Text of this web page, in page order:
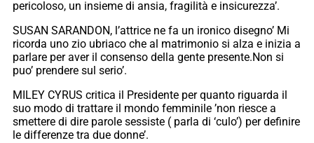
pericoloso, un insieme di ansia, fragilità e insicurezza’.
SUSAN SARANDON, l’attrice ne fa un ironico disegno’ Mi
ricorda uno zio ubriaco che al matrimonio si alza e inizia a
parlare per aver il consenso della gente presente.Non si
puo’ prendere sul serio’.
MILEY CYRUS critica il Presidente per quanto riguarda il
suo modo di trattare il mondo femminile ’non riesce a
smettere di dire parole sessiste ( parla di ‘culo’) per definire
le differenze tra due donne’.